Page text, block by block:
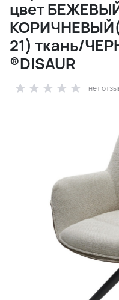
цвет
21) ткань/
®DISAUR
нет